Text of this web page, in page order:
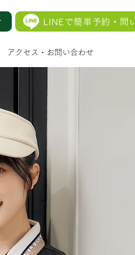
LINEで簡単予約・問
アクセス・お問い合わせ